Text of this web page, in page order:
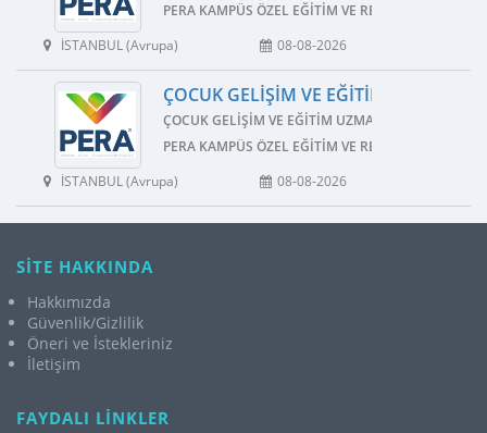
PERA KAMPÜS ÖZEL EĞITIM VE REHABILITASYON
İSTANBUL (Avrupa)
08-08-2026
ÇOCUK GELIŞIM VE EĞITIM UZMANI
ÇOCUK GELIŞIM VE EĞITIM UZMANI
PERA KAMPÜS ÖZEL EĞITIM VE REHABILITASYON
İSTANBUL (Avrupa)
08-08-2026
SİTE HAKKINDA
Hakkımızda
Güvenlik/Gizlilik
Öneri ve İstekleriniz
İletişim
FAYDALI LİNKLER